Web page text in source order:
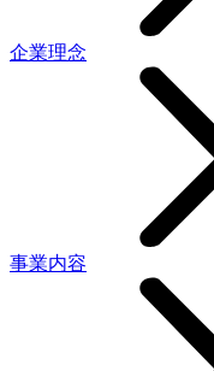
企業理念
事業内容